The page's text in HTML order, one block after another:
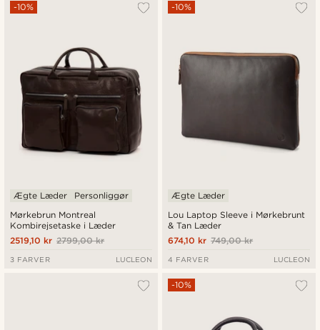
Mørkebrun Montreal
Kombirejsetaske i Læder
-10%
Ægte Læder Personliggør
2799,00 kr
2519,10 kr
3 FARVER LUCLEON
Lou Laptop Sleeve i Mørkebrunt
& Tan Læder
-10%
Ægte Læder
749,00 kr
674,10 kr
4 FARVER LUCLEON
-10%